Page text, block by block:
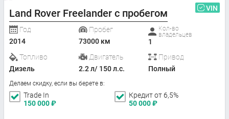
Land Rover Freelander с пробегом VIN
Год
2014
Пробег
73000 км
Кол-во
владельцев
1
Топливо
Дизель
Двигатель
2.2 л/ 150 л.с.
Привод
Полный
Делаем скидку, если вы берете в:
Trade In
150 000₽
Кредит от 6,5%
50 000₽